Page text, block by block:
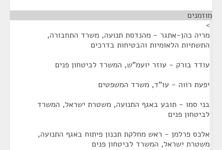
מוזמנים
>
מריה כהן-אתגר - מהנדסת תנועה, משרד התחבורה,
התשתיות הלאומיות והבטיחות בדרכים
עודד בורק - עוזר יועמ"ש, המשרד לביטחון פנים
יפעת רווה - עו"ד, משרד המשפטים
בני סמו - תובע באגף התנועה, משטרת ישראל, המשרד
לביטחון פנים
אלכס פרלמן - ראש מחלקת תכנון פיתוח באגף התנועה,
משטרת ישראל, המשרד לביטחון פנים